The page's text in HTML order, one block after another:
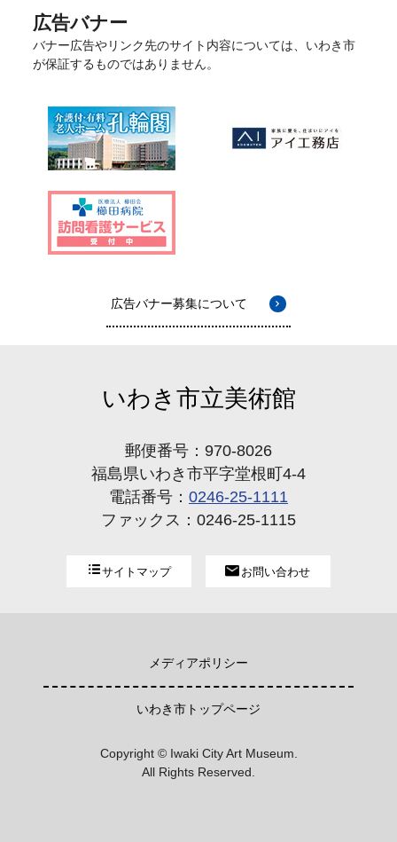
広告バナー
バナー広告やリンク先のサイト内容については、いわき市
が保証するものではありません。
広告バナー募集について
いわき市立美術館
郵便番号：970-8026
福島県いわき市平字堂根町4-4
電話番号： 0246-25-1111
ファックス：0246-25-1115
サイトマップ お問い合わせ
メディアポリシー
いわき市トップページ
Copyright © Iwaki City Art Museum.
All Rights Reserved.